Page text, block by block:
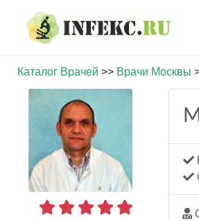
Каталог Врачей >> Врачи Москвы